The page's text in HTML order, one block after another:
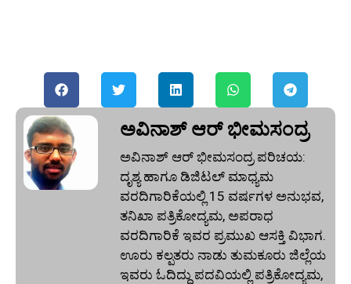
ಅವಿನಾಶ್‌ ಆರ್‌ ಭೀಮಸಂದ್ರ
ಅವಿನಾಶ್‌ ಆರ್‌ ಭೀಮಸಂದ್ರ ಪರಿಚಯ:
ದೃಶ್ಯ ಹಾಗೂ ಡಿಜಿಟಲ್ ಮಾಧ್ಯಮ
ವರದಿಗಾರಿಕೆಯಲ್ಲಿ 15 ವರ್ಷಗಳ ಅನುಭವ,
ತನಿಖಾ ಪತ್ರಿಕೋದ್ಯಮ, ಅಪರಾಧ
ವರದಿಗಾರಿಕೆ ಇವರ ಪ್ರಮುಖ ಆಸಕ್ತಿ ವಿಭಾಗ.
ಊರು ಕಲ್ಪತರು ನಾಡು ತುಮಕೂರು ಜಿಲ್ಲೆಯ
ಇವರು ಓದಿದ್ದು ಪದವಿಯಲ್ಲಿ ಪತ್ರಿಕೋದ್ಯಮ,